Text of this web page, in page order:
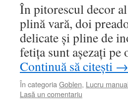
În pitorescul decor
plină vară, doi
delicate și pline de
fetița sunt așezați
Continuă să citești →
În categoria Goblen, Lucru manual
Lasă un comentariu